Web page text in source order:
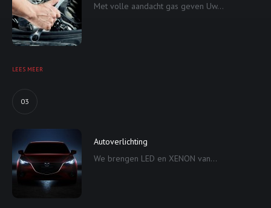
Met volle aandacht gas geven Uw...
LEES MEER
03
Autoverlichting
We brengen LED en XENON van...